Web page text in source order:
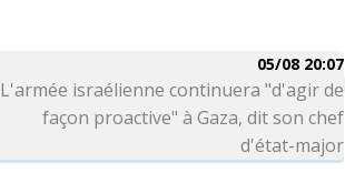
05/08 20:07
L'armée israélienne continuera "d'agir de
façon proactive" à Gaza, dit son chef
d'état-major